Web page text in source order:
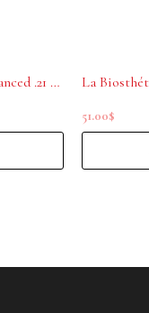
La Biosthétique Glam Color Advanced .21 Espressso 200mL
51.00$